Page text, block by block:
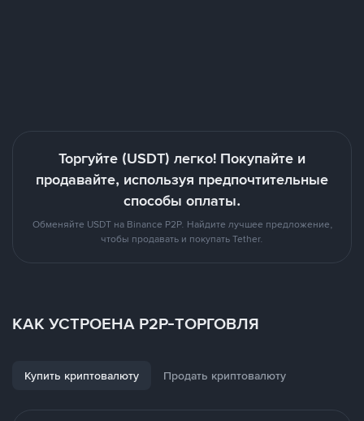
Торгуйте (USDT) легко! Покупайте и
продавайте, используя предпочтительные
способы оплаты.
Обменяйте USDT на Binance P2P. Найдите лучшее предложение,
чтобы продавать и покупать Tether.
КАК УСТРОЕНА P2P-ТОРГОВЛЯ
Купить криптовалюту Продать криптовалюту